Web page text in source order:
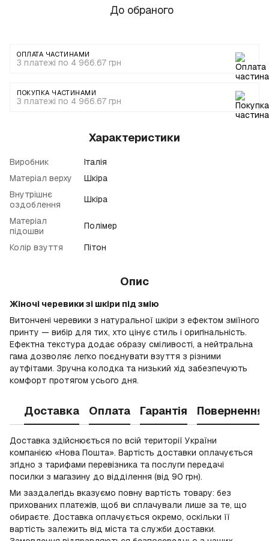
До обраного
ОПЛАТА ЧАСТИНАМИ
3 платежі по 4 966.67 грн
ПОКУПКА ЧАСТИНАМИ
3 платежі по 4 966.67 грн
Характеристики
Виробник
Італія
Матеріал верху
Шкіра
Внутрішнє
оздоблення
Шкіра
Матеріал
підошви
Полімер
Колір взуття
Пітон
Опис
Жіночі черевики зі шкіри під змію
Витончені черевики з натуральної шкіри з ефектом зміїного
принту — вибір для тих, хто цінує стиль і оригінальність.
Ефектна текстура додає образу сміливості, а нейтральна
гама дозволяє легко поєднувати взуття з різними
аутфітами. Зручна колодка та низький хід забезпечують
комфорт протягом усього дня.
Доставка Оплата Гарантія Повернення
Доставка здійснюється по всій території України
компанією «Нова Пошта». Вартість доставки оплачується
згідно з тарифами перевізника та послуги передачі
посилки з магазину до відділення (від 90 грн).
Ми заздалегідь вказуємо повну вартість товару: без
прихованих платежів, щоб ви сплачували лише за те, що
обираєте. Доставка оплачується окремо, оскільки її
вартість залежить від міста та служби доставки.